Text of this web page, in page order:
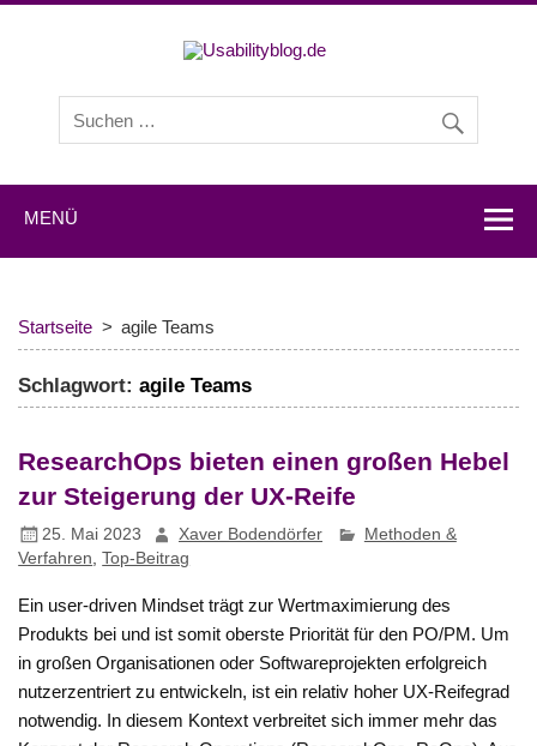
Experten zu den Themen Usability und User Experience.
MENÜ
Startseite agile Teams
Schlagwort:agile Teams
ResearchOps bieten einen großen Hebel
zur Steigerung der UX-Reife
25. Mai 2023 Xaver Bodendörfer
Methoden &
Verfahren ,Top-Beitrag
Ein user-driven Mindset trägt zur Wertmaximierung des
Produkts bei und ist somit oberste Priorität für den PO/PM. Um
in großen Organisationen oder Softwareprojekten erfolgreich
nutzerzentriert zu entwickeln, ist ein relativ hoher UX-Reifegrad
notwendig. In diesem Kontext verbreitet sich immer mehr das